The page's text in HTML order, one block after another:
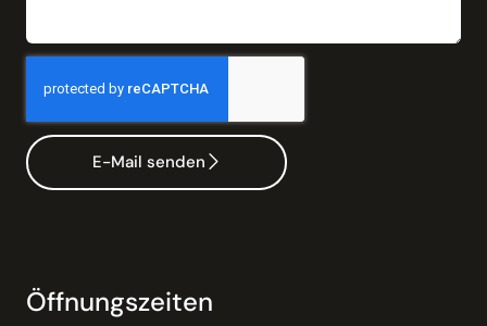
E-Mail senden
Öffnungszeiten